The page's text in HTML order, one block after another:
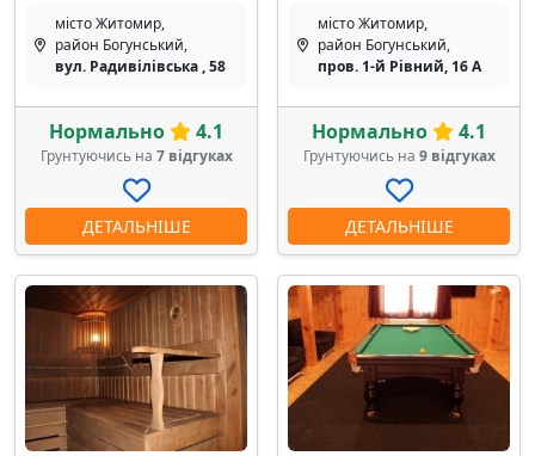
місто Житомир,
район Богунський,
вул. Радивілівська , 58
Нормально 4.1
Грунтуючись на 7 відгуках
ДЕТАЛЬНІШЕ
місто Житомир,
район Богунський,
пров. 1-й Рівний, 16 А
Нормально 4.1
Грунтуючись на 9 відгуках
ДЕТАЛЬНІШЕ